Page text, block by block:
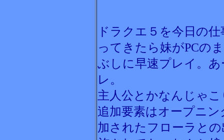
ドラクエ５を今日の
ってきたら妹がPCの
ぶしに早速プレイ。
レ。
主人公とかなんじゃ
追加要素はオープニ
加されたフローラと